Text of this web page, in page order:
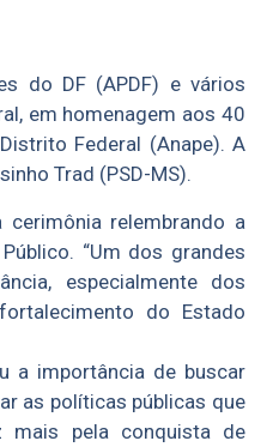
do DF (APDF) e vários
em homenagem aos 40
Federal (Anape). A
Trad (PSD-MS).
cerimônia relembrando a
“Um dos grandes
especialmente dos
do Estado
a importância de buscar
as políticas públicas que
mais pela conquista de